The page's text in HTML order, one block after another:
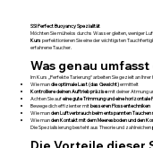
SSI Perfect Buoyancy Spezialität
Möchten Sie mühelos durchs Wasser gleiten, weniger
Kurs perfektionieren Sie eine der wichtigsten
erfahrene Taucher.
Was genau
Im Kurs „Perfekte Tarierung“ arbeiten Sie gezielt an
Wie mandie optimale Last (das Gewicht)ermittelt
Kontrolliere deinen Auftrieb präzisemit deiner Atmung
Achten Sie aufeine gute Trimmung und eine horizontale
Bewege dich effizienter mitbesseren Flossentechniken
Wie manden Luftverbrauch beim entspannten
Wie manden Kontakt mit dem Meeresboden und den
Die Spezialisierung besteht aus Theorie und zahlreichen
Die Vorteile dieser